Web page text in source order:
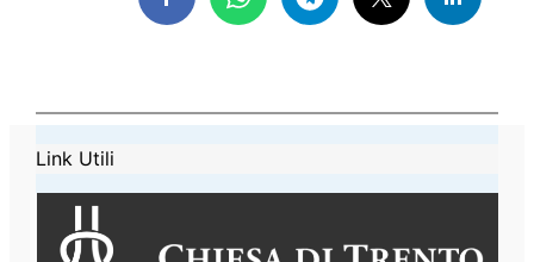
Link Utili